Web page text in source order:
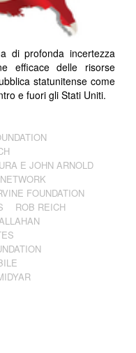
di profonda incertezza
efficace delle risorse
statunitense come
e fuori gli Stati Uniti.
E JOHN ARNOLD
FOUNDATION
ROB REICH